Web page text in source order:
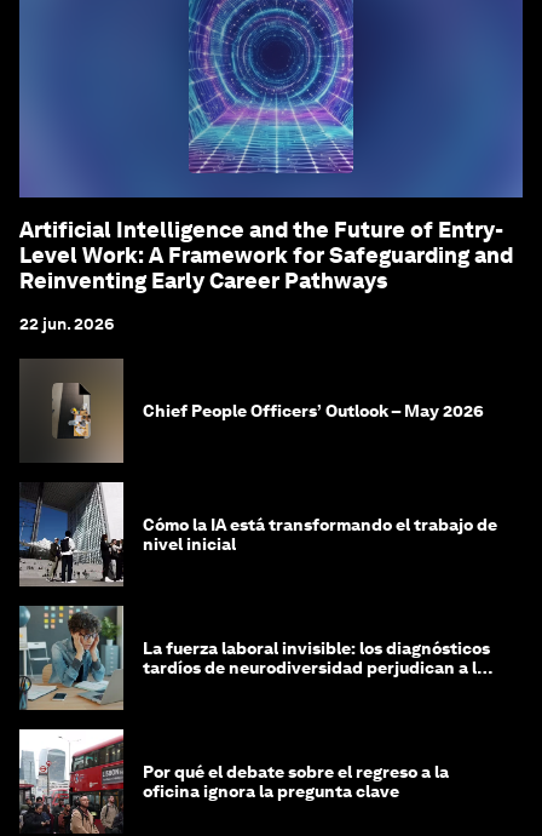
Artificial Intelligence and the Future of Entry-
Level Work: A Framework for Safeguarding and
Reinventing Early Career Pathways
22 jun. 2026
Chief People Officers’ Outlook – May 2026
Cómo la IA está transformando el trabajo de
nivel inicial
La fuerza laboral invisible: los diagnósticos
tardíos de neurodiversidad perjudican a las
Por qué el debate sobre el regreso a la
oficina ignora la pregunta clave